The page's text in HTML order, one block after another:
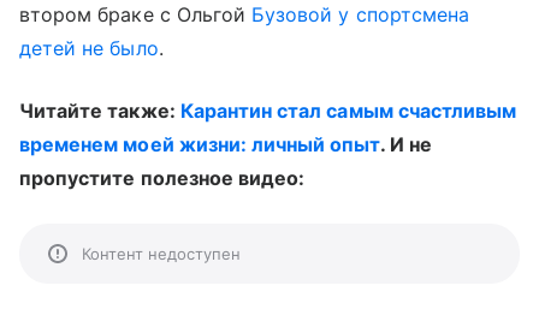
втором браке с Ольгой Бузовой у спортсмена
детей не было.
Читайте также: Карантин стал самым счастливым
временем моей жизни: личный опыт. И не
пропустите полезное видео:
Контент недоступен